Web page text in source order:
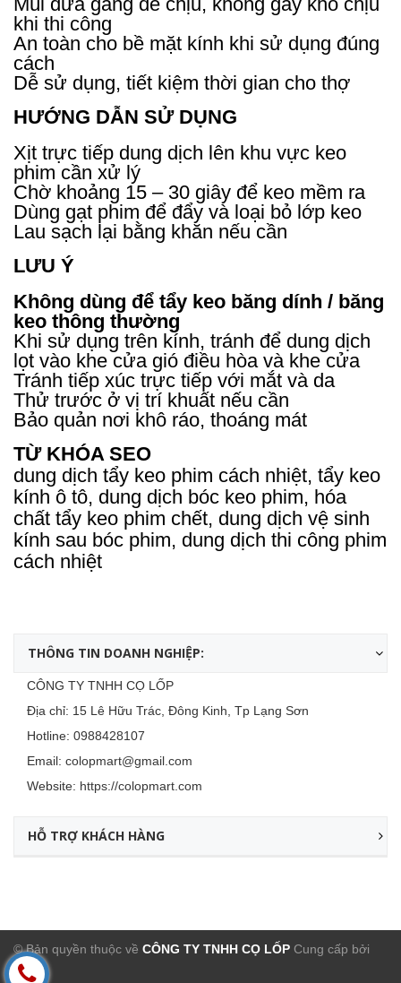
khi thi công
An toàn cho bề mặt kính khi sử dụng đúng
cách
Dễ sử dụng, tiết kiệm thời gian cho thợ
HƯỚNG DẪN SỬ DỤNG
Xịt trực tiếp dung dịch lên khu vực keo
phim cần xử lý
Chờ khoảng 15 – 30 giây để keo mềm ra
Dùng gạt phim để đẩy và loại bỏ lớp keo
Lau sạch lại bằng khăn nếu cần
LƯU Ý
Không dùng để tẩy keo băng dính / băng
keo thông thường
Khi sử dụng trên kính, tránh để dung dịch
lọt vào khe cửa gió điều hòa và khe cửa
Tránh tiếp xúc trực tiếp với mắt và da
Thử trước ở vị trí khuất nếu cần
Bảo quản nơi khô ráo, thoáng mát
TỪ KHÓA SEO
dung dịch tẩy keo phim cách nhiệt, tẩy keo
kính ô tô, dung dịch bóc keo phim, hóa
chất tẩy keo phim chết, dung dịch vệ sinh
kính sau bóc phim, dung dịch thi công phim
cách nhiệt
THÔNG TIN DOANH NGHIỆP:
CÔNG TY TNHH CỌ LỐP
Địa chỉ: 15 Lê Hữu Trác, Đông Kinh, Tp Lạng Sơn
Hotline: 0988428107
Email: colopmart@gmail.com
Website: https://colopmart.com
HỖ TRỢ KHÁCH HÀNG
© Bản quyền thuộc về CÔNG TY TNHH CỌ LỐP Cung cấp bởi